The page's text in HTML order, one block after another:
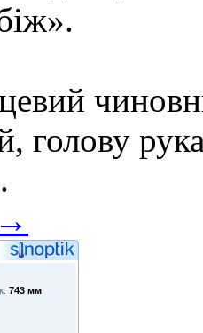
голову
743 мм